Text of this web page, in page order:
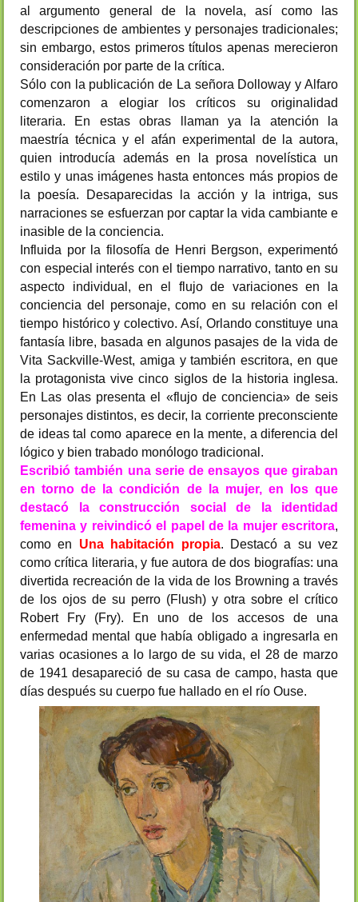
al argumento general de la novela, así como las
descripciones de ambientes y personajes tradicionales;
sin embargo, estos primeros títulos apenas merecieron
consideración por parte de la crítica.
Sólo con la publicación de La señora Dolloway y Alfaro
comenzaron a elogiar los críticos su originalidad
literaria. En estas obras llaman ya la atención la
maestría técnica y el afán experimental de la autora,
quien introducía además en la prosa novelística un
estilo y unas imágenes hasta entonces más propios de
la poesía. Desaparecidas la acción y la intriga, sus
narraciones se esfuerzan por captar la vida cambiante e
inasible de la conciencia.
Influida por la filosofía de Henri Bergson, experimentó
con especial interés con el tiempo narrativo, tanto en su
aspecto individual, en el flujo de variaciones en la
conciencia del personaje, como en su relación con el
tiempo histórico y colectivo. Así, Orlando constituye una
fantasía libre, basada en algunos pasajes de la vida de
Vita Sackville-West, amiga y también escritora, en que
la protagonista vive cinco siglos de la historia inglesa.
En Las olas presenta el «flujo de conciencia» de seis
personajes distintos, es decir, la corriente preconsciente
de ideas tal como aparece en la mente, a diferencia del
lógico y bien trabado monólogo tradicional.
Escribió también una serie de ensayos que giraban
en torno de la condición de la mujer, en los que
destacó la construcción social de la identidad
femenina y reivindicó el papel de la mujer escritora,
como en Una habitación propia. Destacó a su vez
como crítica literaria, y fue autora de dos biografías: una
divertida recreación de la vida de los Browning a través
de los ojos de su perro (Flush) y otra sobre el crítico
Robert Fry (Fry). En uno de los accesos de una
enfermedad mental que había obligado a ingresarla en
varias ocasiones a lo largo de su vida, el 28 de marzo
de 1941 desapareció de su casa de campo, hasta que
días después su cuerpo fue hallado en el río Ouse.